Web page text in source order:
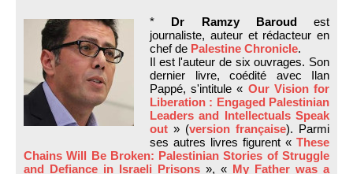
* Dr Ramzy Baroudest
journaliste, auteur et rédacteur en
chef de Palestine Chronicle.
Il est l'auteur de six ouvrages. Son
dernier livre, coédité avec Ilan
Pappé, s'intitule « Our Vision for
Liberation : Engaged Palestinian
Leaders and Intellectuals Speak
out » (version française). Parmi
ses autres livres figurent « These
Chains Will Be Broken: Palestinian Stories of Struggle
and Defiance in Israeli Prisons », « My Father was a